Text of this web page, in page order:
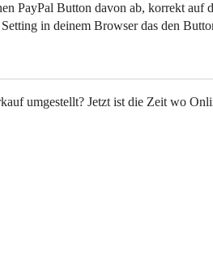
PayPal Button davon ab, korrekt auf
in deinem Browser das den
umgestellt? Jetzt ist die Zeit wo